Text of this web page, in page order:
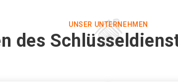
UNSER UNTERNEHMEN
des